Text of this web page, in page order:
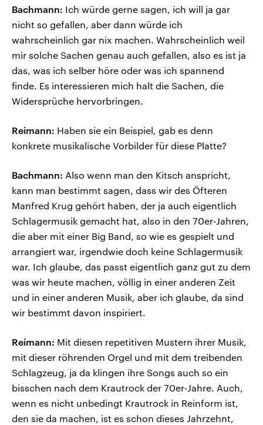
Bachmann: Ich würde gerne sagen, ich will ja gar
nicht so gefallen, aber dann würde ich
wahrscheinlich gar nix machen. Wahrscheinlich weil
mir solche Sachen genau auch gefallen, also es ist ja
das, was ich selber höre oder was ich spannend
finde. Es interessieren mich halt die Sachen, die
Widersprüche hervorbringen.
Reimann: Haben sie ein Beispiel, gab es denn
konkrete musikalische Vorbilder für diese Platte?
Bachmann: Also wenn man den Kitsch anspricht,
kann man bestimmt sagen, dass wir des Öfteren
Manfred Krug gehört haben, der ja auch eigentlich
Schlagermusik gemacht hat, also in den 70er-Jahren,
die aber mit einer Big Band, so wie es gespielt und
arrangiert war, irgendwie doch keine Schlagermusik
war. Ich glaube, das passt eigentlich ganz gut zu dem
was wir heute machen, völlig in einer anderen Zeit
und in einer anderen Musik, aber ich glaube, da sind
wir bestimmt davon inspiriert.
Reimann: Mit diesen repetitiven Mustern ihrer Musik,
mit dieser röhrenden Orgel und mit dem treibenden
Schlagzeug, ja da klingen ihre Songs auch so ein
bisschen nach dem Krautrock der 70er-Jahre. Auch,
wenn es nicht unbedingt Krautrock in Reinform ist,
den sie da machen, ist es schon dieses Jahrzehnt,